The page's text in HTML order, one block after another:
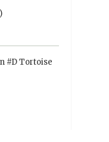
#D Tortoise